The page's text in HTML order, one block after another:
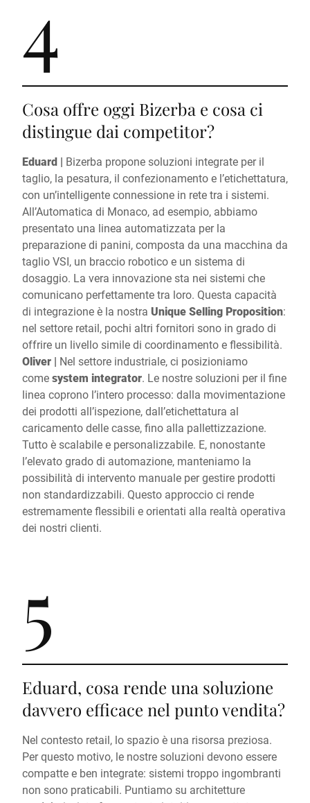
4
Cosa offre oggi Bizerba e cosa ci
distingue dai competitor?
Eduard | Bizerba propone soluzioni integrate per il
taglio, la pesatura, il confezionamento e l’etichettatura,
con un’intelligente connessione in rete tra i sistemi.
All’Automatica di Monaco, ad esempio, abbiamo
presentato una linea automatizzata per la
preparazione di panini, composta da una macchina da
taglio VSI, un braccio robotico e un sistema di
dosaggio. La vera innovazione sta nei sistemi che
comunicano perfettamente tra loro. Questa capacità
di integrazione è la nostra Unique Selling Proposition:
nel settore retail, pochi altri fornitori sono in grado di
offrire un livello simile di coordinamento e flessibilità.
Oliver | Nel settore industriale, ci posizioniamo
comesystem integrator. Le nostre soluzioni per il fine
linea coprono l’intero processo: dalla movimentazione
dei prodotti all’ispezione, dall’etichettatura al
caricamento delle casse, fino alla pallettizzazione.
Tutto è scalabile e personalizzabile. E, nonostante
l’elevato grado di automazione, manteniamo la
possibilità di intervento manuale per gestire prodotti
non standardizzabili. Questo approccio ci rende
estremamente flessibili e orientati alla realtà operativa
dei nostri clienti.
5
Eduard, cosa rende una soluzione
davvero efficace nel punto vendita?
Nel contesto retail, lo spazio è una risorsa preziosa.
Per questo motivo, le nostre soluzioni devono essere
compatte e ben integrate: sistemi troppo ingombranti
non sono praticabili. Puntiamo su architetture